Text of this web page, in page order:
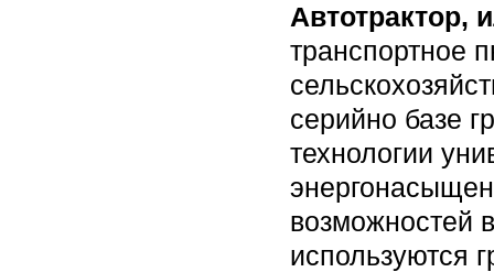
Автотрактор,
транспортное
серийно базе
технологии
возможностей
используются